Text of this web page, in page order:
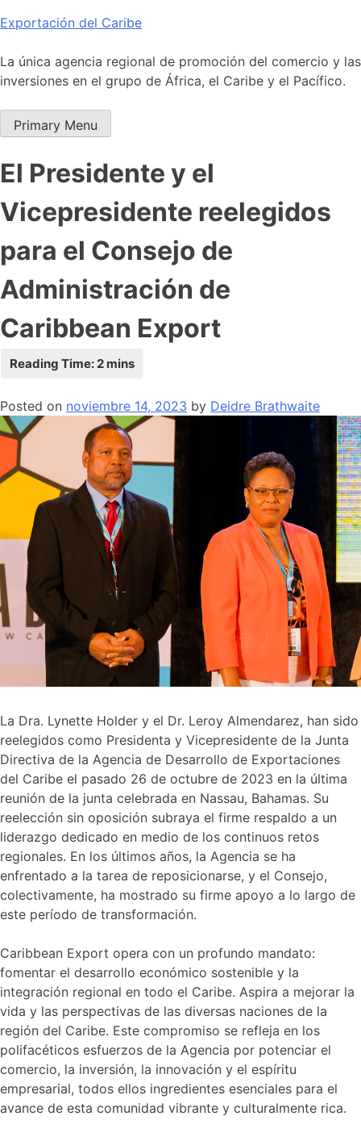
Skip
content
Exportación del Caribe
La única agencia regional de promoción del comercio y las
inversiones en el grupo de África, el Caribe y el Pacífico.
Primary Menu
El Presidente y el
Vicepresidente reelegidos
para el Consejo de
Administración de
Caribbean Export
Posted on noviembre 14, 2023 by Deidre Brathwaite
La Dra. Lynette Holder y el Dr. Leroy Almendarez, han sido
reelegidos como Presidenta y Vicepresidente de la Junta
Directiva de la Agencia de Desarrollo de Exportaciones
del Caribe el pasado 26 de octubre de 2023 en la última
reunión de la junta celebrada en Nassau, Bahamas. Su
reelección sin oposición subraya el firme respaldo a un
liderazgo dedicado en medio de los continuos retos
regionales. En los últimos años, la Agencia se ha
enfrentado a la tarea de reposicionarse, y el Consejo,
colectivamente, ha mostrado su firme apoyo a lo largo de
este período de transformación.
Caribbean Export opera con un profundo mandato:
fomentar el desarrollo económico sostenible y la
integración regional en todo el Caribe. Aspira a mejorar la
vida y las perspectivas de las diversas naciones de la
región del Caribe. Este compromiso se refleja en los
polifacéticos esfuerzos de la Agencia por potenciar el
comercio, la inversión, la innovación y el espíritu
empresarial, todos ellos ingredientes esenciales para el
avance de esta comunidad vibrante y culturalmente rica.